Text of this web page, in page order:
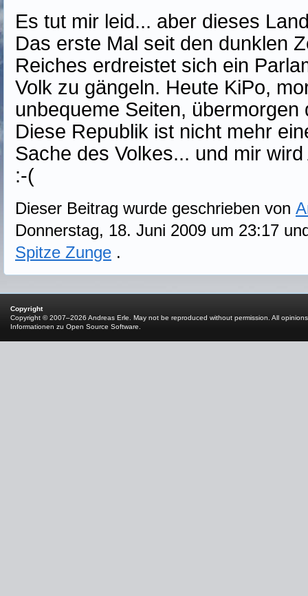
Es tut mir leid... aber dieses
Das erste Mal seit den dunklen
Reiches erdreistet sich ein
Volk zu gängeln. Heute KiPo,
unbequeme Seiten, übermorgen
Diese Republik ist nicht mehr
Sache des Volkes... und mir
:-(
Dieser Beitrag wurde geschrieben von
Donnerstag, 18. Juni 2009 um 23:17
Spitze Zunge .
Copyright
Copyright © 2007–2026 Andreas Erle. May not be reproduced without permission. All
Informationen zu Open Source Software